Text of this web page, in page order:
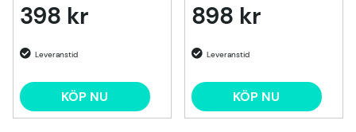
398 kr
KÖP NU
898 kr
KÖP NU